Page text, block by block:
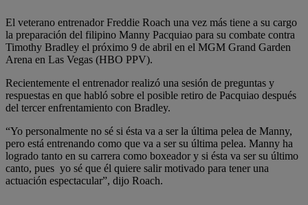
El veterano entrenador Freddie Roach una vez más tiene a su cargo
la preparación del filipino Manny Pacquiao para su combate contra
Timothy Bradley el próximo 9 de abril en el MGM Grand Garden
Arena en Las Vegas (HBO PPV).
Recientemente el entrenador realizó una sesión de preguntas y
respuestas en que habló sobre el posible retiro de Pacquiao después
del tercer enfrentamiento con Bradley.
“Yo personalmente no sé si ésta va a ser la última pelea de Manny,
pero está entrenando como que va a ser su última pelea. Manny ha
logrado tanto en su carrera como boxeador y si ésta va ser su último
canto, pues yo sé que él quiere salir motivado para tener una
actuación espectacular”, dijo Roach.